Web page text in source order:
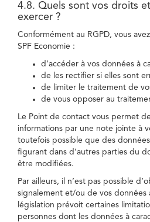
4.8. Quels sont vos droits
exercer ?
Conformément au RGPD, vous
SPF Economie :
d’accéder à vos données à
de les rectifier si elles sont
de limiter le traitement de
de vous opposer au
Le Point de contact vous permet
informations par une note jointe à
toutefois possible que des
figurant dans d’autres parties du
être modifiées.
Par ailleurs, il n’est pas possible
signalement et/ou de vos données
législation prévoit certaines
personnes dont les données à